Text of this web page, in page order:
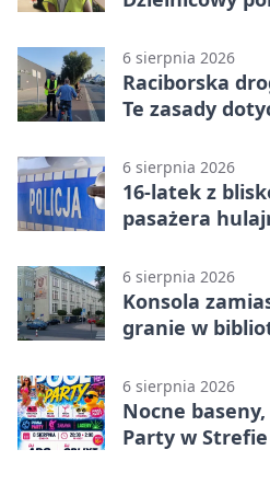
6 sierpnia 2026
Raciborska
Te zasady
6 sierpnia 2026
16-latek z
pasażera
6 sierpnia 2026
Konsola
granie w
6 sierpnia 2026
Nocne
Party w